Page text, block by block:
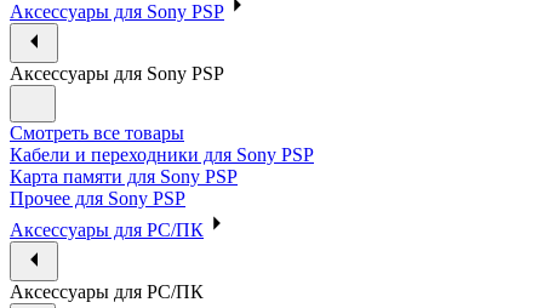
Аксессуары для Sony PSP
Аксессуары для Sony PSP
Смотреть все товары
Кабели и переходники для Sony PSP
Карта памяти для Sony PSP
Прочее для Sony PSP
Аксессуары для PC/ПК
Аксессуары для PC/ПК